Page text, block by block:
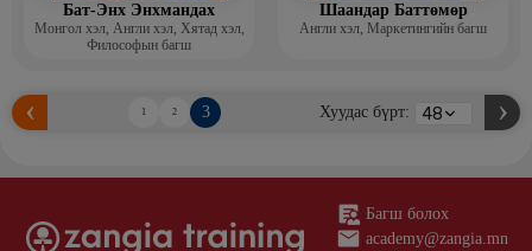
Бат-Энх Энхмандах
Монгол хэл, Англи хэл, Хятад хэл,
Философын багш
Шаандар Баттөмөр
Англи хэл, Маркетингийн багш
1 2 3 Хуудас бүрт:
Багш болох
academy@zangia.mn